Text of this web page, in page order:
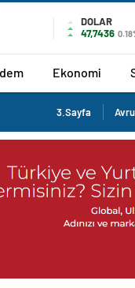
DOLAR
47,7436
Ekonomi
3.Sayfa